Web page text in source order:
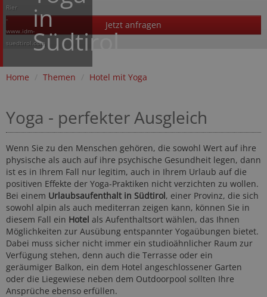
in
Südtirol
Rier
-
www.idm-
suedtirol.com
Jetzt anfragen
Home / Themen / Hotel mit Yoga
Yoga - perfekter Ausgleich
Wenn Sie zu den Menschen gehören, die sowohl Wert auf ihre
physische als auch auf ihre psychische Gesundheit legen, dann
ist es in Ihrem Fall nur legitim, auch in Ihrem Urlaub auf die
positiven Effekte der Yoga-Praktiken nicht verzichten zu wollen.
Bei einem Urlaubsaufenthalt in Südtirol, einer Provinz, die sich
sowohl alpin als auch mediterran zeigen kann, können Sie in
diesem Fall ein Hotel als Aufenthaltsort wählen, das Ihnen
Möglichkeiten zur Ausübung entspannter Yogaübungen bietet.
Dabei muss sicher nicht immer ein studioähnlicher Raum zur
Verfügung stehen, denn auch die Terrasse oder ein
geräumiger Balkon, ein dem Hotel angeschlossener Garten
oder die Liegewiese neben dem Outdoorpool sollten Ihre
Ansprüche ebenso erfüllen.